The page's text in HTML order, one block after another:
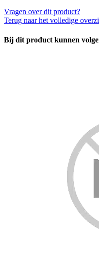
Vragen over dit product?
Terug naar het volledige
Bij dit product kunnen